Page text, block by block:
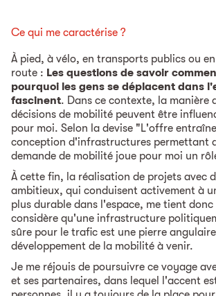
Ce qui me caractérise ?
À pied, à vélo, en transports publics ou
route : Les questions de savoir
pourquoi les gens se déplacent dans
fascinent. Dans ce contexte, la manière
décisions de mobilité peuvent être
pour moi. Selon la devise "L'offre
conception d'infrastructures permettant
demande de mobilité joue pour moi un
À cette fin, la réalisation de projets avec
ambitieux, qui conduisent activement à
plus durable dans l'espace, me tient
considère qu'une infrastructure
sûre pour le trafic est une pierre
développement de la mobilité à venir.
Je me réjouis de poursuivre ce voyage
et ses partenaires, dans lequel l'accent